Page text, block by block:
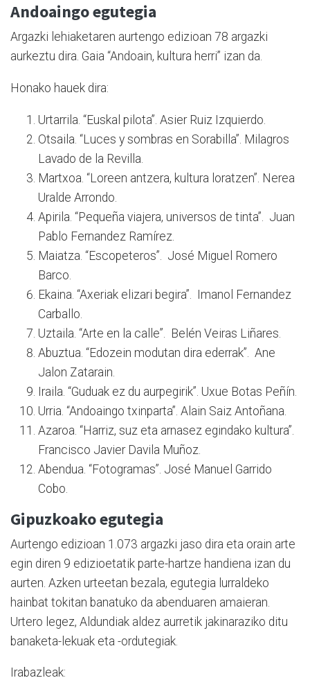
Andoaingo egutegia
Argazki lehiaketaren aurtengo edizioan 78 argazki
aurkeztu dira. Gaia “Andoain, kultura herri” izan da.
Honako hauek dira:
Urtarrila. “Euskal pilota”. Asier Ruiz Izquierdo.
Otsaila. “Luces y sombras en Sorabilla”. Milagros
Lavado de la Revilla.
Martxoa. “Loreen antzera, kultura loratzen”. Nerea
Uralde Arrondo.
Apirila. “Pequeña viajera, universos de tinta”. Juan
Pablo Fernandez Ramírez.
Maiatza. “Escopeteros”. José Miguel Romero
Barco.
Ekaina. “Axeriak elizari begira”. Imanol Fernandez
Carballo.
Uztaila. “Arte en la calle”. Belén Veiras Liñares.
Abuztua. “Edozein modutan dira ederrak”. Ane
Jalon Zatarain.
Iraila. “Guduak ez du aurpegirik”. Uxue Botas Peñín.
Urria. “Andoaingo txinparta”. Alain Saiz Antoñana.
Azaroa. “Harriz, suz eta arnasez egindako kultura”.
Francisco Javier Davila Muñoz.
Abendua. “Fotogramas”. José Manuel Garrido
Cobo.
Gipuzkoako egutegia
Aurtengo edizioan 1.073 argazki jaso dira eta orain arte
egin diren 9 edizioetatik parte-hartze handiena izan du
aurten. Azken urteetan bezala, egutegia lurraldeko
hainbat tokitan banatuko da abenduaren amaieran.
Urtero legez, Aldundiak aldez aurretik jakinaraziko ditu
banaketa-lekuak eta -ordutegiak.
Irabazleak: